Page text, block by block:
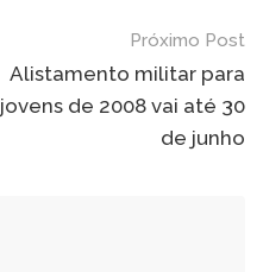
Próximo Post
Alistamento militar para
jovens de 2008 vai até 30
de junho